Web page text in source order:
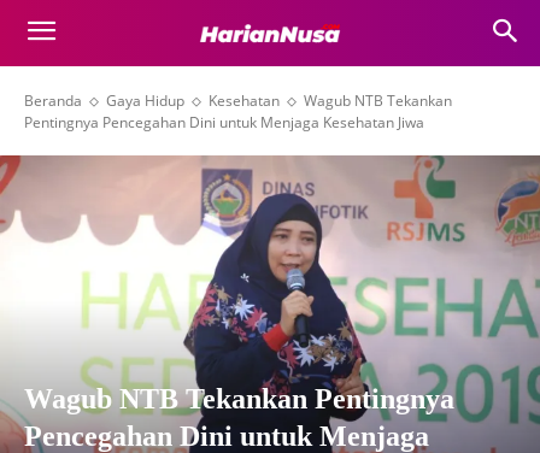
Beranda Gaya Hidup Kesehatan
Wagub NTB Tekankan
Pentingnya Pencegahan Dini untuk Menjaga Kesehatan Jiwa
Wagub NTB Tekankan Pentingnya
Pencegahan Dini untuk Menjaga